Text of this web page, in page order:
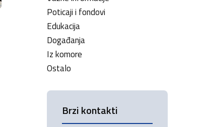
Poticaji i fondovi
Edukacija
Događanja
Iz komore
Ostalo
Brzi kontakti